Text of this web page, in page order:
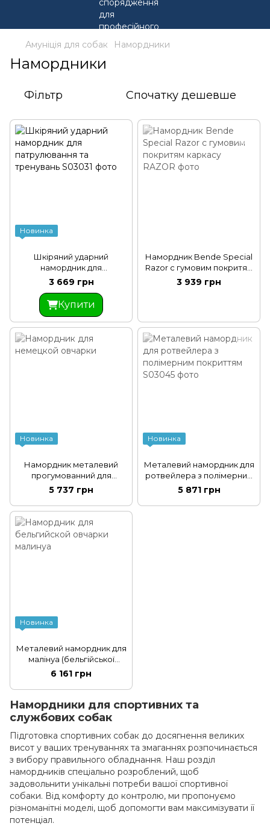
Амуніція для собак Намордники
Намордники
Фільтр Спочатку дешевше
Новинка
Шкіряний ударний
намордник для
патрулювання та
тренувань
3 669 грн
Купити
Намордник Bende Special
Razor с гумовим покритям
каркасу
3 939 грн
Новинка
Намордник металевий
прогумованний для
німецької вівчарки
5 737 грн
Новинка
Металевий намордник для
ротвейлера з полімерним
покриттям
5 871 грн
Новинка
Металевий намордник для
малінуа (бельгійської
вівчарки) з гумовим
покриттям
6 161 грн
Намордники для спортивних та
службових собак
Підготовка спортивних собак до досягнення великих
висот у ваших тренуваннях та змаганнях розпочинається
з вибору правильного обладнання. Наш розділ
намордників спеціально розроблений, щоб
задовольнити унікальні потреби вашої спортивної
собаки. Від комфорту до контролю, ми пропонуємо
різноманітні моделі, щоб допомогти вам максимізувати її
потенціал.